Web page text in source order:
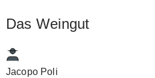
Das Weingut
Jacopo Poli